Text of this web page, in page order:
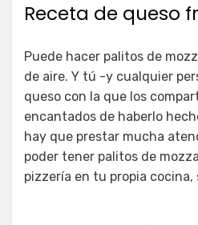
Receta de queso
Puede hacer palitos de
de aire. Y tú -y cualquier
queso con la que los
encantados de haberlo
hay que prestar mucha
poder tener palitos de
pizzería en tu propia cocina,